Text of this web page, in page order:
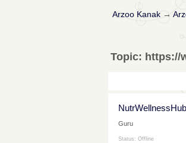
Arzoo Kanak→
Topic: https://
NutrWellnessHub
Guru
Status: Offline